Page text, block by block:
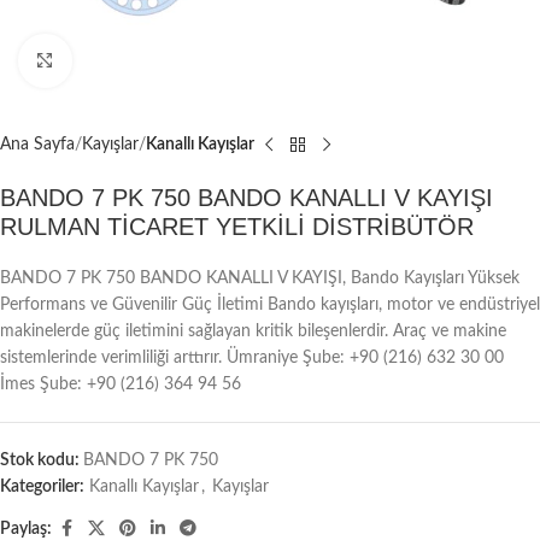
Ana Sayfa Kayışlar Kanallı Kayışlar
BANDO 7 PK 750 BANDO KANALLI V KAYIŞI
RULMAN TİCARET YETKİLİ DİSTRİBÜTÖR
BANDO 7 PK 750 BANDO KANALLI V KAYIŞI, Bando Kayışları Yüksek
Performans ve Güvenilir Güç İletimi Bando kayışları, motor ve endüstriyel
makinelerde güç iletimini sağlayan kritik bileşenlerdir. Araç ve makine
sistemlerinde verimliliği arttırır. Ümraniye Şube: +90 (216) 632 30 00
İmes Şube: +90 (216) 364 94 56
Stok kodu: BANDO 7 PK 750
Kategoriler: Kanallı Kayışlar , Kayışlar
Paylaş: